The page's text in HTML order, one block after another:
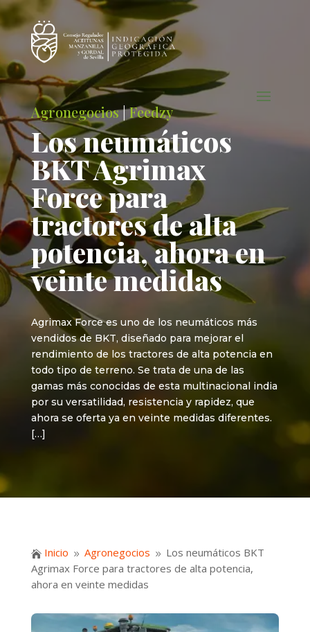
Agronegocios|Feedzy
Los neumáticos
BKT Agrimax
Force para
tractores de alta
potencia, ahora en
veinte medidas
Agrimax Force es uno de los neumáticos más
vendidos de BKT, diseñado para mejorar el
rendimiento de los tractores de alta potencia en
todo tipo de terreno. Se trata de una de las
gamas más conocidas de esta multinacional india
por su versatilidad, resistencia y rapidez, que
ahora se oferta ya en veinte medidas diferentes.
[…]
 Inicio 9 Agronegocios 9 Los neumáticos BKT
Agrimax Force para tractores de alta potencia,
ahora en veinte medidas